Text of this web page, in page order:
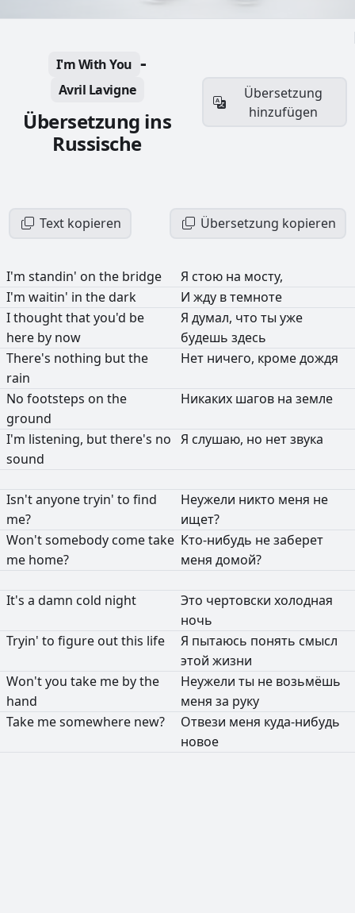
I'm With You -
Avril Lavigne
Übersetzung ins
Russische
Übersetzung
hinzufügen
Text kopieren Übersetzung kopieren
I'm standin' on the bridge Я стою на мосту,
I'm waitin' in thedark И жду втемноте
Ithoughtthatyou'd be
here by now
Я думал, что ты уже
будешь здесь
There's nothing butthe
rain
Нет ничего, кромедождя
No footsteps on the
ground
Никаких шагов на земле
I'm listening, butthere's no
sound
Я слушаю, но нетзвука
Isn'tanyonetryin' to find
me?
Неужели никто меня не
ищет?
Won'tsomebody cometake
me home?
Кто-нибудь незаберет
меня домой?
It's a damn cold night Это чертовски холодная
ночь
Tryin' to figure outthis life Я пытаюсь понять смысл
этой жизни
Won'tyou take me bythe
hand
Неужели ты не возьмёшь
меня за руку
Take mesomewhere new? Отвези меня куда-нибудь
новое